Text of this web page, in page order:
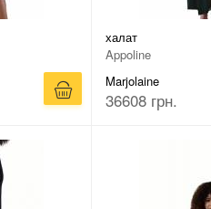
халат
Appoline
Marjolaine
36608 грн.